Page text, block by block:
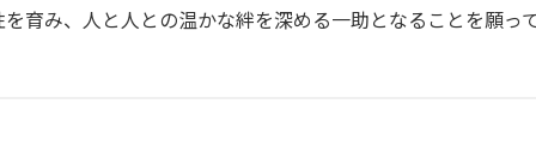
育み、人と人との温かな絆を深める一助となることを願っ